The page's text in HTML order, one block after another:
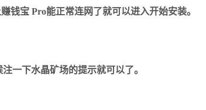
钱宝 Pro能正常连网了就可以进入开始安装。
一下水晶矿场的提示就可以了。